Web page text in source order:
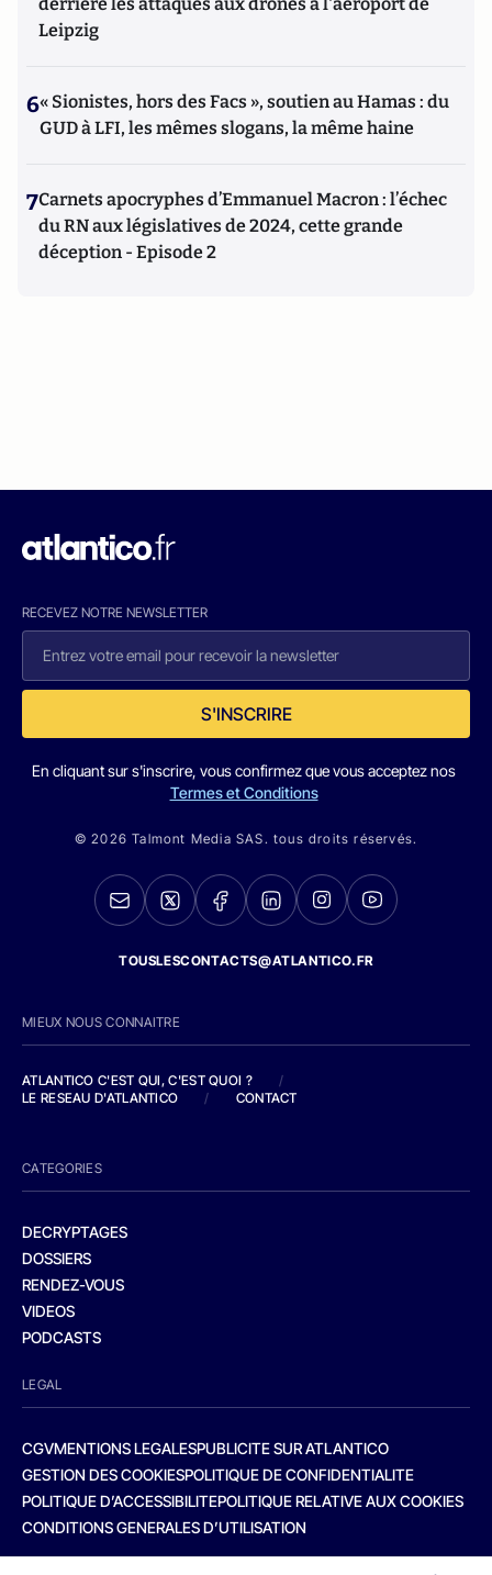
Leipzig
6« Sionistes, hors des Facs », soutien au Hamas : du
GUD à LFI, les mêmes slogans, la même haine
7Carnets apocryphes d’Emmanuel Macron : l’échec
du RN aux législatives de 2024, cette grande
déception - Episode 2
RECEVEZ NOTRE NEWSLETTER
S'INSCRIRE
En cliquant sur s'inscrire, vous confirmez que vous acceptez nos
Termes et Conditions
© 2026 Talmont Media SAS. tous droits réservés.
TOUSLESCONTACTS@ATLANTICO.FR
MIEUX NOUS CONNAITRE
ATLANTICO C'EST QUI, C'EST QUOI ?
/
LE RESEAU D'ATLANTICO
/ CONTACT
CATEGORIES
DECRYPTAGES
DOSSIERS
RENDEZ-VOUS
VIDEOS
PODCASTS
LEGAL
CGVMENTIONS LEGALESPUBLICITE SUR ATLANTICO
GESTION DES COOKIESPOLITIQUE DE CONFIDENTIALITE
POLITIQUE D’ACCESSIBILITEPOLITIQUE RELATIVE AUX COOKIES
CONDITIONS GENERALES D’UTILISATION